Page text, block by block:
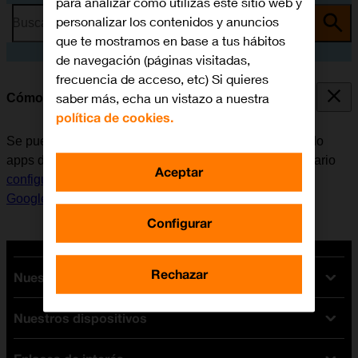
Busca por problema o tema
Cómo instalar apps de Google Play
Se pueden añadir nuevas funciones al móvil, instalando
apps de Google Play. Antes de instalar apps, es necesario
configurar el móvil para internetyactivar la cuenta de
Google en el móvil
Nuestras tarifas
Tarifas Orange
Tarifas fibra y móvil
Nuestros dispositivos
personalizar los contenidos y anuncios
que te mostramos en base a tus hábitos
de navegación (páginas visitadas,
frecuencia de acceso, etc) Si quieres
saber más, echa un vistazo a nuestra
política de cookies.
Configurar
Rechazar
Aceptar